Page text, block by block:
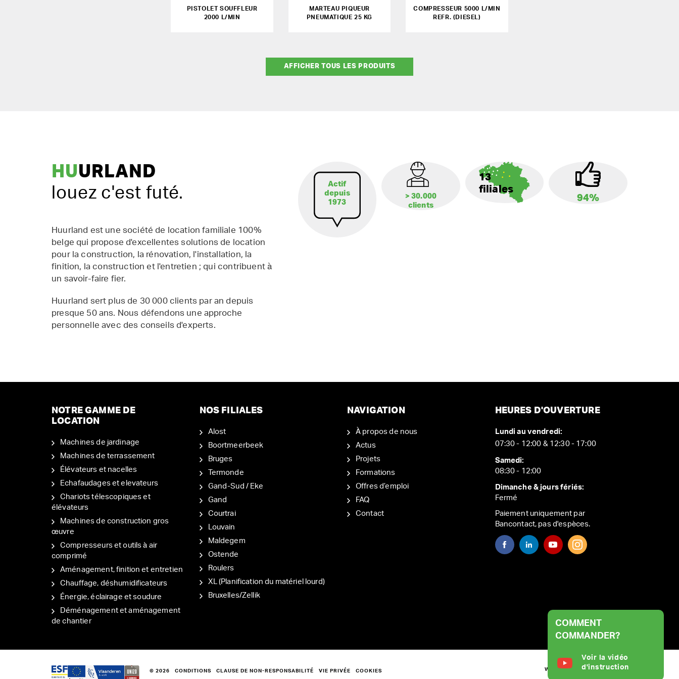
PISTOLET SOUFFLEUR
2000 L/MIN
MARTEAU PIQUEUR
PNEUMATIQUE 25 KG
COMPRESSEUR 5000 L/MIN
REFR. (DIESEL)
AFFICHER TOUS LES PRODUITS
HUURLAND
louez c'est futé.
Huurland est une société de location familiale 100%
belge qui propose d'excellentes solutions de location
pour la construction, la rénovation, l'installation, la
finition, la construction et l'entretien ; qui contribuent à
un savoir-faire fier.
Huurland sert plus de 30 000 clients par an depuis
presque 50 ans. Nous défendons une approche
personnelle avec des conseils d'experts.
Actif
depuis
1973
> 30.000
clients
13
filiales
94%
NOTRE GAMME DE
LOCATION
Machines de jardinage
Machines de terrassement
Élévateurs et nacelles
Echafaudages et elevateurs
Chariots télescopiques et
élévateurs
Machines de construction gros
œuvre
Compresseurs et outils à air
comprimé
Aménagement, finition et entretien
Chauffage, déshumidificateurs
Énergie, éclairage et soudure
Déménagement et aménagement
de chantier
NOS FILIALES
Alost
Boortmeerbeek
Bruges
Termonde
Gand-Sud / Eke
Gand
Courtrai
Louvain
Maldegem
Ostende
Roulers
XL (Planification du matériel lourd)
Bruxelles/Zellik
NAVIGATION
À propos de nous
Actus
Projets
Formations
Offres d’emploi
FAQ
Contact
HEURES D'OUVERTURE
Lundi au vendredi:
07:30 - 12:00 & 12:30 - 17:00
Samedi:
08:30 - 12:00
Dimanche & jours fériés:
Fermé
Paiement uniquement par
Bancontact, pas d'espèces.
© 2026 CONDITIONS CLAUSE DE NON-RESPONSABILITÉ VIE PRIVÉE COOKIES WEBSITE BY
COMMENT
COMMANDER?
Voir la vidéo
d'instruction